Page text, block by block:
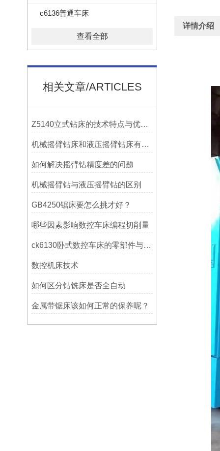
c6136普通车床
查看全部
相关文章/ARTICLES
Z5140立式钻床的技术特点与优势分析
机械摇臂钻床和液压摇臂钻床有什么区别
如何解决摇臂钻精度差的问题
机械摇臂钻与液压摇臂钻的区别
GB4250锯床要怎么挑才好？
哪些因素影响数控车床编程切削量
ck6130卧式数控车床的零部件与配置解析
数控机床技术
如何区分钻铣床是否全自动
金属带锯床该如何正常的保养呢？
详情介绍